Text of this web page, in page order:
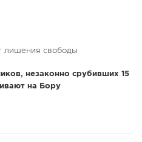
лишения свободы
незаконно срубивших 15
на Бору